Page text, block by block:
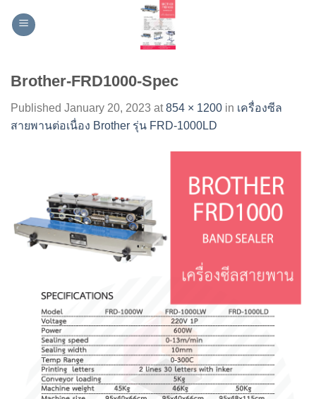
Brother-FRD1000-Spec
Published January 20, 2023 at854 × 1200 in เครื่องซีล
สายพานต่อเนื่อง Brother รุ่น FRD-1000LD